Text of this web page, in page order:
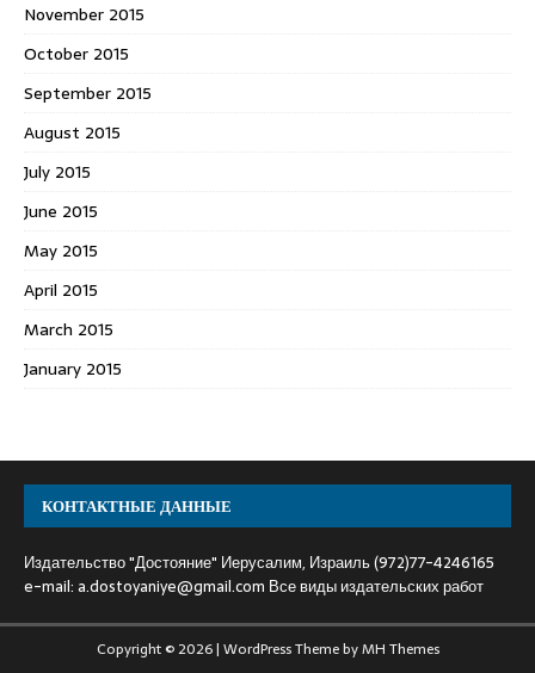
November 2015
October 2015
September 2015
August 2015
July 2015
June 2015
May 2015
April 2015
March 2015
January 2015
КОНТАКТНЫЕ ДАННЫЕ
Издательство "Достояние" Иерусалим, Израиль (972)77-4246165
e-mail:a.dostoyaniye@gmail.com Все виды издательских работ
Copyright © 2026 | WordPress Theme byMH Themes